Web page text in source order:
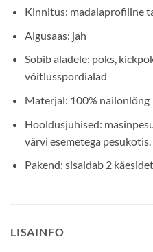
Kinnitus: madalaprofiilne
Algusaas: jah
Sobib aladele: poks,
võitlusspordialad
Materjal: 100% nailonlõng
Hooldusjuhised:
värvi esemetega
Pakend: sisaldab 2
LISAINFO